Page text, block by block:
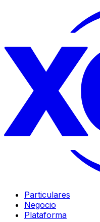
Particulares
Negocio
Plataforma